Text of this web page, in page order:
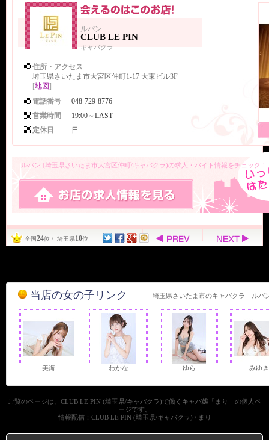
ルパン
CLUB LE PIN
キャバクラ
住所・アクセス
埼玉県さいたま市大宮区仲町1-17 大東ビル3F
[地図]
電話番号
048-729-8776
営業時間
19:00～LAST
定休日
日
ルパン (埼玉県さいたま市大宮区仲町/キャバクラ)の求人・バイト情報をチェック！
全国24位 / 埼玉県10位
当店の女の子リンク 埼玉県さいたま市のキャバクラ「ルパ
美海 わかな ゆら みゆき
ご覧のページは、CLUB LE PIN (埼玉県/キャバクラ)で働くキャバ嬢「まり」の個人ペ
ージです。
情報配信：CLUB LE PIN (埼玉県/キャバクラ) / まり